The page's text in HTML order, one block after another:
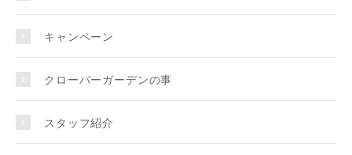
キャンペーン
クローバーガーデンの事
スタッフ紹介